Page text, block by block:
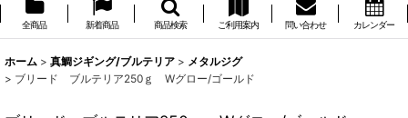
全商品 新着商品 商品検索 ご利用案内 問い合わせ カレンダー
ホーム > 真鯛ジギング/ブルテリア > メタルジグ
> ブリード ブルテリア250ｇ Wグロー/ゴールド